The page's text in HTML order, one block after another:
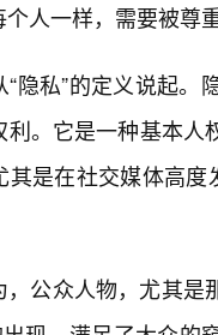
人一样，需要被尊
“隐私”的定义说起
利。它是一种基本
是在社交媒体高
，公众人物，尤其是